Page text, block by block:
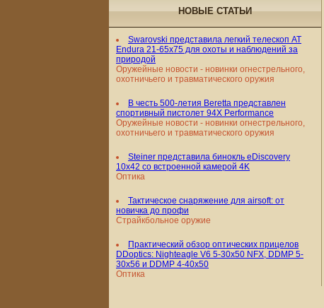
НОВЫЕ СТАТЬИ
Swarovski представила легкий телескоп AT
Endura 21-65x75 для охоты и наблюдений за
природой
Оружейные новости - новинки огнестрельного,
охотничьего и травматического оружия
В честь 500-летия Beretta представлен
спортивный пистолет 94X Performance
Оружейные новости - новинки огнестрельного,
охотничьего и травматического оружия
Steiner представила бинокль eDiscovery
10x42 со встроенной камерой 4K
Оптика
Тактическое снаряжение для airsoft: от
новичка до профи
Страйкбольное оружие
Практический обзор оптических прицелов
DDoptics: Nighteagle V6 5-30x50 NFX, DDMP 5-
30x56 и DDMP 4-40x50
Оптика